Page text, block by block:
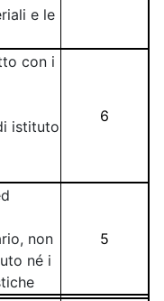
e le
con i
istituto
6
non
né i
5